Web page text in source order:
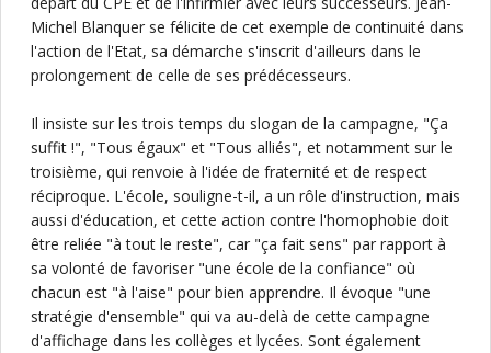
Michel Blanquer se félicite de cet exemple de continuité dans
l'action de l'Etat, sa démarche s'inscrit d'ailleurs dans le
prolongement de celle de ses prédécesseurs.
Il insiste sur les trois temps du slogan de la campagne, "Ça
suffit !", "Tous égaux" et "Tous alliés", et notamment sur le
troisième, qui renvoie à l'idée de fraternité et de respect
réciproque. L'école, souligne-t-il, a un rôle d'instruction, mais
aussi d'éducation, et cette action contre l'homophobie doit
être reliée "à tout le reste", car "ça fait sens" par rapport à
sa volonté de favoriser "une école de la confiance" où
chacun est "à l'aise" pour bien apprendre. Il évoque "une
stratégie d'ensemble" qui va au-delà de cette campagne
d'affichage dans les collèges et lycées. Sont également